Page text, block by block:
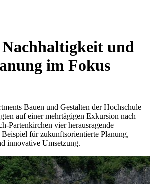
und
im Fokus
Bauen und Gestalten der Hochschule
auf einer mehrtägigen Exkursion nach
Partenkirchen vier herausragende
für zukunftsorientierte Planung,
innovative Umsetzung.